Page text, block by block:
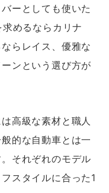
ーとしても使いた
めるならカリナ
らレイス、優雅な
ンという選び方が
高級な素材と職人
的な自動車とは一
それぞれのモデル
スタイルに合った1